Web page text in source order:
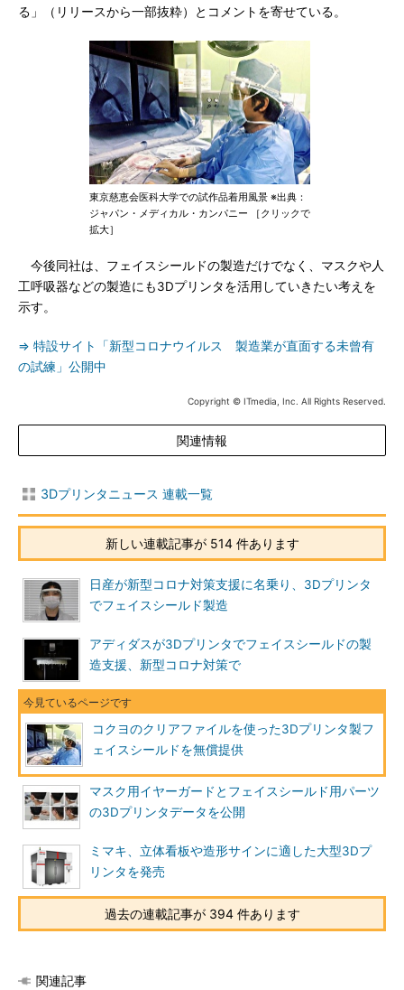
る」（リリースから一部抜粋）とコメントを寄せている。
東京慈恵会医科大学での試作品着用風景 ※出典：
ジャパン・メディカル・カンパニー ［クリックで
拡大］
今後同社は、フェイスシールドの製造だけでなく、マスクや人
工呼吸器などの製造にも3Dプリンタを活用していきたい考えを
示す。
⇒ 特設サイト「新型コロナウイルス 製造業が直面する未曾有
の試練」公開中
Copyright © ITmedia, Inc. All Rights Reserved.
関連情報
3Dプリンタニュース 連載一覧
新しい連載記事が 514 件あります
日産が新型コロナ対策支援に名乗り、3Dプリンタ
でフェイスシールド製造
アディダスが3Dプリンタでフェイスシールドの製
造支援、新型コロナ対策で
コクヨのクリアファイルを使った3Dプリンタ製フ
ェイスシールドを無償提供
マスク用イヤーガードとフェイスシールド用パーツ
の3Dプリンタデータを公開
ミマキ、立体看板や造形サインに適した大型3Dプ
リンタを発売
過去の連載記事が 394 件あります
関連記事